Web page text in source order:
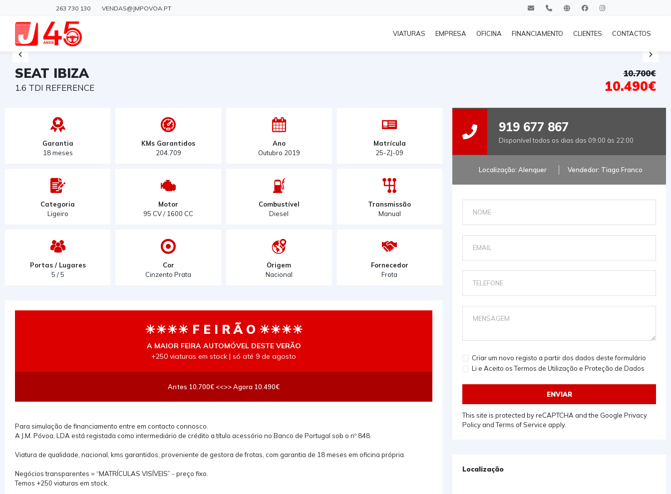
263 730 130 VENDAS@JMPOVOA.PT
VIATURAS EMPRESA OFICINA FINANCIAMENTO CLIENTES CONTACTOS
SEAT IBIZA
1.6 TDI REFERENCE
10.700€
10.490€
Garantia
18 meses
KMs Garantidos
204.709
Ano
Outubro 2019
Matrícula
25-ZJ-09
Categoria
Ligeiro
Motor
95 CV / 1600 CC
Combustível
Diesel
Transmissão
Manual
Portas / Lugares
5 / 5
Cor
Cinzento Prata
Origem
Nacional
Fornecedor
Frota
☀☀☀☀ F E I R Ã O ☀☀☀☀
A MAIOR FEIRA AUTOMÓVEL DESTE VERÃO
+250 viaturas em stock | só até 9 de agosto
Antes 10.700€ <<>> Agora 10.490€
Para simulação de financiamento entre em contacto connosco.
A J.M. Póvoa, LDA está registada como intermediário de crédito a título acessório no Banco de Portugal sob o nº 848.
Viatura de qualidade, nacional, kms garantidos, proveniente de gestora de frotas, com garantia de 18 meses em oficina própria.
Negócios transparentes = “MATRÍCULAS VISÍVEIS” - preço fixo.
Temos +250 viaturas em stock.
919 677 867
Disponível todos os dias das 09:00 às 22:00
Localização: Alenquer Vendedor: Tiago Franco
Criar um novo registo a partir dos dados deste formulário
Li e Aceito os Termos de Utilização e Proteção de Dados
ENVIAR
This site is protected by reCAPTCHA and the Google Privacy
PolicyandTerms of Service apply.
Localização